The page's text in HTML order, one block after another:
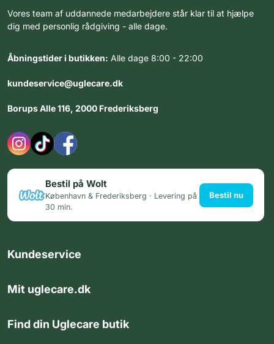
Vores team af uddannede medarbejdere står klar til at hjælpe
dig med personlig rådgiving - alle dage.
Åbningstider i butikken: Alle dage 8:00 - 22:00
kundeservice@uglecare.dk
Borups Alle 116, 2000 Frederiksberg
Bestil på Wolt
København & Frederiksberg · Levering på
30 min.
Bestil nu
Kundeservice
Mit uglecare.dk
Find din Uglecare butik